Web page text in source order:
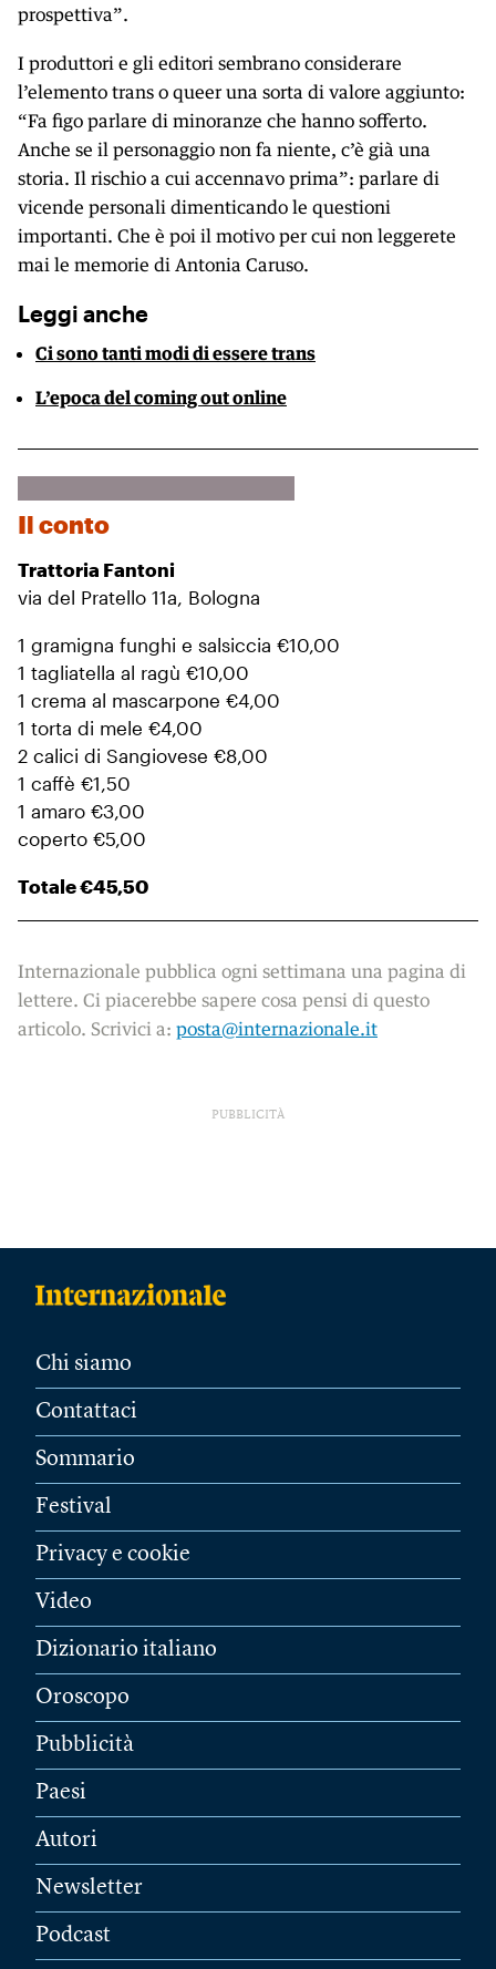
prospettiva”.
I produttori e gli editori sembrano considerare
l’elemento trans o queer una sorta di valore aggiunto:
“Fa figo parlare di minoranze che hanno sofferto.
Anche se il personaggio non fa niente, c’è già una
storia. Il rischio a cui accennavo prima”: parlare di
vicende personali dimenticando le questioni
importanti. Che è poi il motivo per cui non leggerete
mai le memorie di Antonia Caruso.
Leggi anche
Ci sono tanti modi di essere trans
L’epoca del coming out online
Il conto
Trattoria Fantoni
via del Pratello 11a, Bologna
1 gramigna funghi e salsiccia €10,00
1 tagliatella al ragù €10,00
1 crema al mascarpone €4,00
1 torta di mele €4,00
2 calici di Sangiovese €8,00
1 caffè €1,50
1 amaro €3,00
coperto €5,00
Totale €45,50
Internazionale pubblica ogni settimana una pagina di
lettere. Ci piacerebbe sapere cosa pensi di questo
articolo. Scrivici a: posta@internazionale.it
PUBBLICITÀ
Chi siamo
Contattaci
Sommario
Festival
Privacy e cookie
Video
Dizionario italiano
Oroscopo
Pubblicità
Paesi
Autori
Newsletter
Podcast